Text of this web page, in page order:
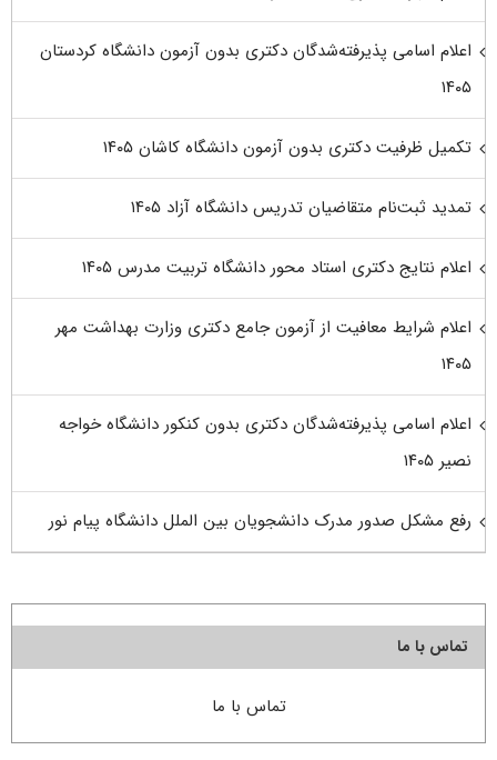
اعلام اسامی پذیرفته‌شدگان دکتری بدون آزمون دانشگاه کردستان
۱۴۰۵
تکمیل ظرفیت دکتری بدون آزمون دانشگاه کاشان ۱۴۰۵
تمدید ثبت‌نام متقاضیان تدریس دانشگاه آزاد ۱۴۰۵
اعلام نتایج دکتری استاد محور دانشگاه تربیت مدرس ۱۴۰۵
اعلام شرایط معافیت از آزمون جامع دکتری وزارت بهداشت مهر
۱۴۰۵
اعلام اسامی پذیرفته‌شدگان دکتری بدون کنکور دانشگاه خواجه
نصیر ۱۴۰۵
رفع مشکل صدور مدرک دانشجویان بین الملل دانشگاه پیام نور
تماس با ما
تماس با ما